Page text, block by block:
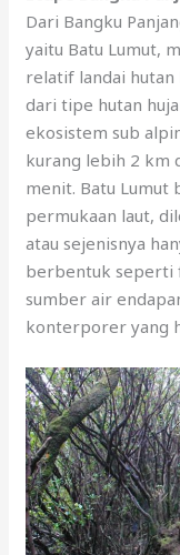
Dari Bangku
yaitu Batu Lumut,
relatif landai
dari tipe hutan
ekosistem sub
kurang lebih 2 km
menit. Batu Lumut
permukaan laut,
atau sejenisnya
berbentuk seperti
sumber air
konterporer yang